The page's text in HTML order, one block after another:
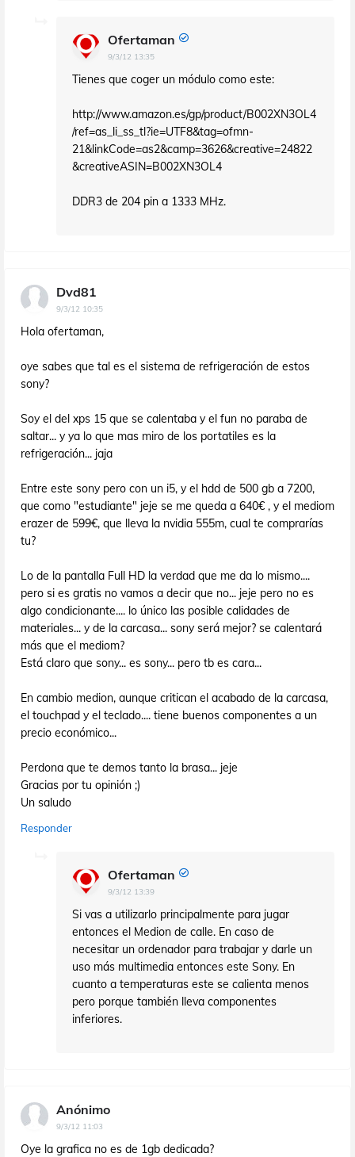
Ofertaman
9/3/12 13:35
Tienes que coger un módulo como este:
http://www.amazon.es/gp/product/B002XN3OL4
/ref=as_li_ss_tl?ie=UTF8&tag=ofmn-
21&linkCode=as2&camp=3626&creative=24822
&creativeASIN=B002XN3OL4
DDR3 de 204 pin a 1333 MHz.
Dvd81
9/3/12 10:35
Hola ofertaman,
oye sabes que tal es el sistema de refrigeración de estos
sony?
Soy el del xps 15 que se calentaba y el fun no paraba de
saltar... y ya lo que mas miro de los portatiles es la
refrigeración... jaja
Entre este sony pero con un i5, y el hdd de 500 gb a 7200,
que como "estudiante" jeje se me queda a 640€ , y el mediom
erazer de 599€, que lleva la nvidia 555m, cual te comprarías
tu?
Lo de la pantalla Full HD la verdad que me da lo mismo....
pero si es gratis no vamos a decir que no... jeje pero no es
algo condicionante.... lo único las posible calidades de
materiales... y de la carcasa... sony será mejor? se calentará
más que el mediom?
Está claro que sony... es sony... pero tb es cara...
En cambio medion, aunque critican el acabado de la carcasa,
el touchpad y el teclado.... tiene buenos componentes a un
precio económico...
Perdona que te demos tanto la brasa... jeje
Gracias por tu opinión ;)
Un saludo
Responder
Ofertaman
9/3/12 13:39
Si vas a utilizarlo principalmente para jugar
entonces el Medion de calle. En caso de
necesitar un ordenador para trabajar y darle un
uso más multimedia entonces este Sony. En
cuanto a temperaturas este se calienta menos
pero porque también lleva componentes
inferiores.
Anónimo
9/3/12 11:03
Oye la grafica no es de 1gb dedicada?